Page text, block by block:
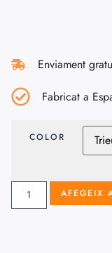
Enviament
Fabricat a
COLOR
AFEGEIX